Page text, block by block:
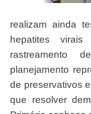
realizam ainda
hepatites
rastreamento
planejamento
de preservativos
que resolver